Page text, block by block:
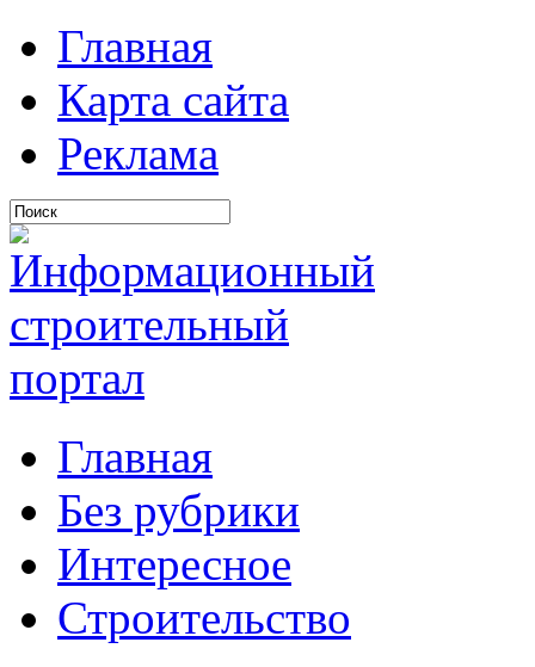
Главная
Карта сайта
Реклама
Главная
Без рубрики
Интересное
Строительство